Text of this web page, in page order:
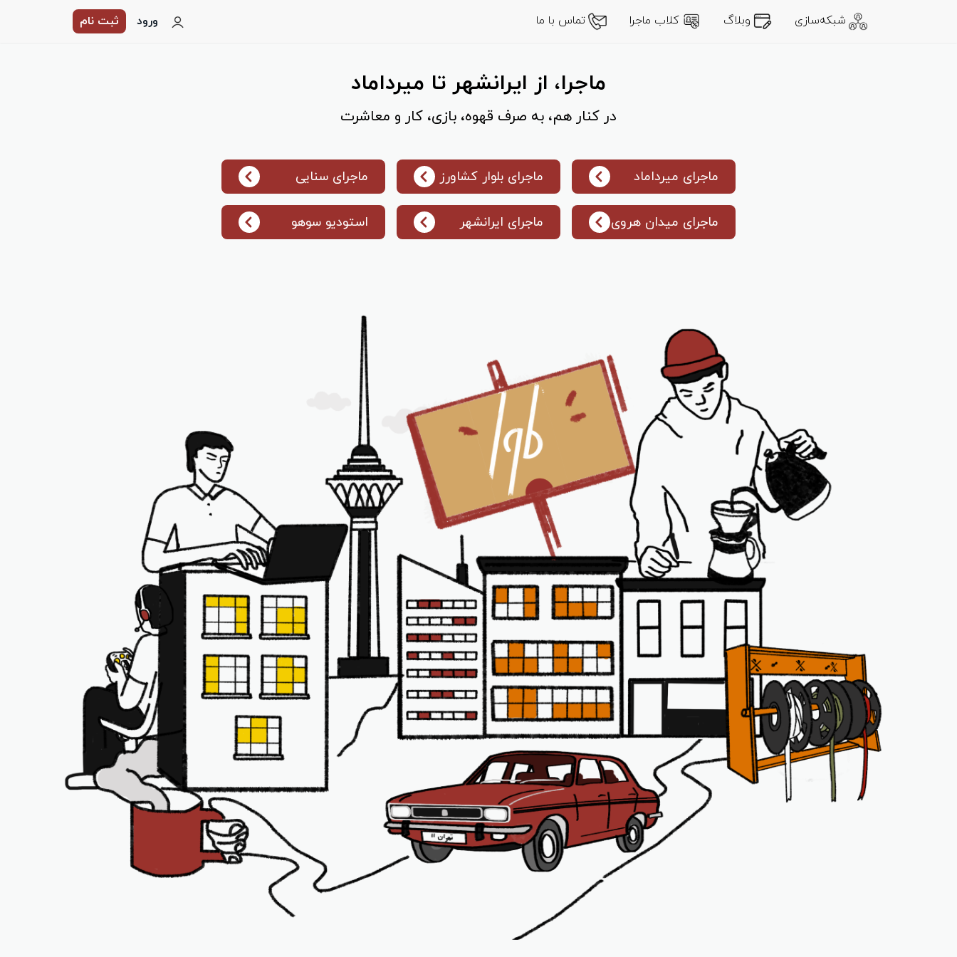
شبکه‌سازی وبلاگ کلاب ماجرا تماس با ما ورود ثبت نام
ماجرا، از ایرانشهر تا میرداماد
در کنار هم، به صرف قهوه، بازی، کار و معاشرت
ماجرای میرداماد ماجرای بلوار کشاورز ماجرای سنایی
ماجرای میدان هروی ماجرای ایرانشهر استودیو سوهو